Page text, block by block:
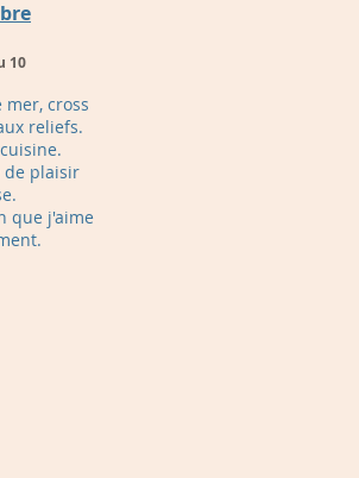
10
mer, cross
reliefs.
de plaisir
que j'aime